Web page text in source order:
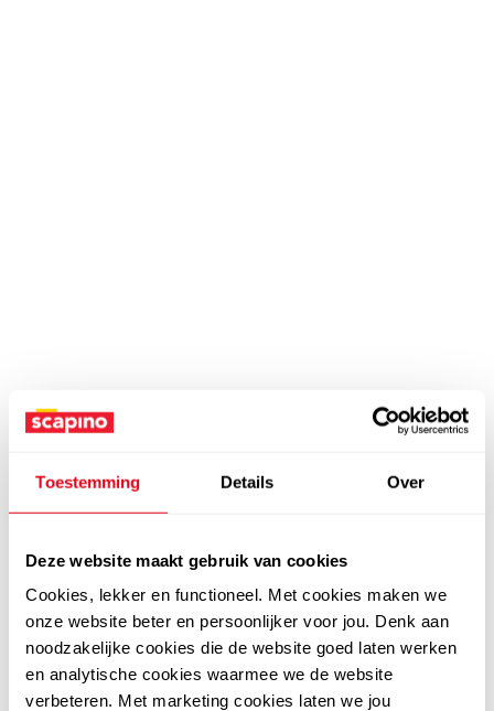
Toestemming Details Over
Deze website maakt gebruik van cookies
Cookies, lekker en functioneel. Met cookies maken we
onze website beter en persoonlijker voor jou. Denk aan
noodzakelijke cookies die de website goed laten werken
en analytische cookies waarmee we de website
verbeteren. Met marketing cookies laten we jou